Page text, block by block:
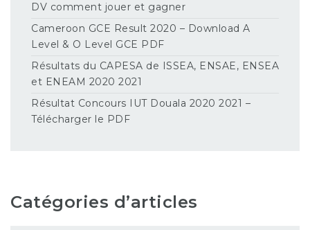
DV comment jouer et gagner
Cameroon GCE Result 2020 – Download A
Level & O Level GCE PDF
Résultats du CAPESA de ISSEA, ENSAE, ENSEA
et ENEAM 2020 2021
Résultat Concours IUT Douala 2020 2021 –
Télécharger le PDF
Catégories d’articles